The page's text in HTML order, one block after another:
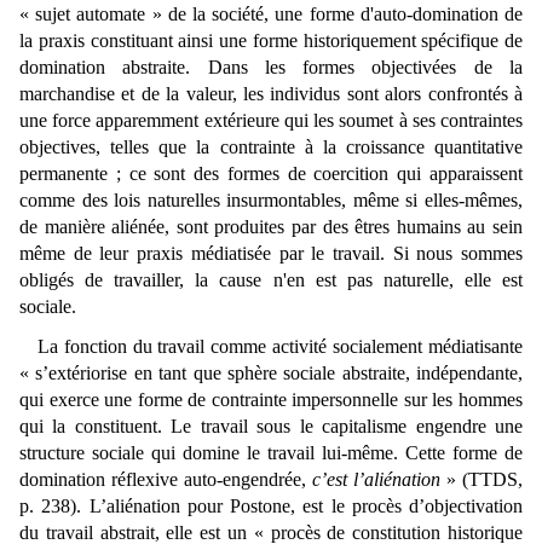
« sujet automate » de la société, une forme d'auto-domination de
la praxis constituant ainsi une forme historiquement spécifique de
domination abstraite. Dans les formes objectivées de la
marchandise et de la valeur, les individus sont alors confrontés à
une force apparemment extérieure qui les soumet à ses contraintes
objectives, telles que la contrainte à la croissance quantitative
permanente ; ce sont des formes de coercition qui apparaissent
comme des lois naturelles insurmontables, même si elles-mêmes,
de manière aliénée, sont produites par des êtres humains au sein
même de leur praxis médiatisée par le travail. Si nous sommes
obligés de travailler, la cause n'en est pas naturelle, elle est
sociale.
La fonction du travail comme activité socialement médiatisante
« s’extériorise en tant que sphère sociale abstraite, indépendante,
qui exerce une forme de contrainte impersonnelle sur les hommes
qui la constituent. Le travail sous le capitalisme engendre une
structure sociale qui domine le travail lui-même. Cette forme de
domination réflexive auto-engendrée, c’est l’aliénation » (TTDS,
p. 238). L’aliénation pour Postone, est le procès d’objectivation
du travail abstrait, elle est un « procès de constitution historique